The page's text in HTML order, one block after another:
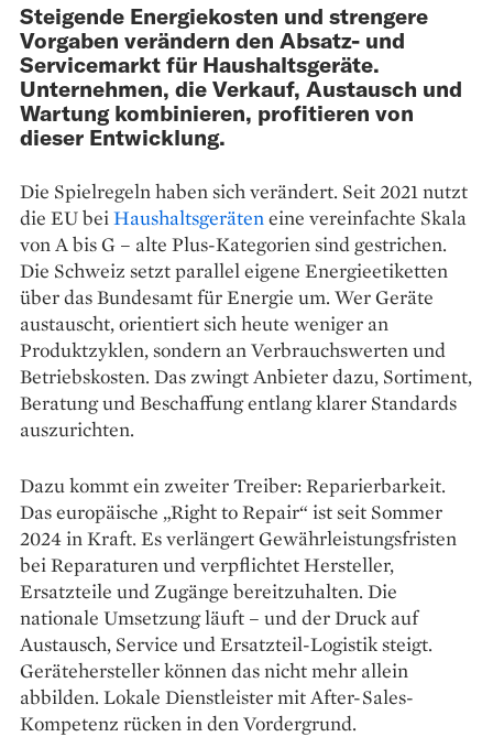
Steigende Energiekosten und strengere
Vorgaben verändern den Absatz- und
Servicemarkt für Haushaltsgeräte.
Unternehmen, die Verkauf, Austausch und
Wartung kombinieren, profitieren von
dieser Entwicklung.
Die Spielregeln haben sich verändert. Seit 2021 nutzt
die EU beiHaushaltsgeräteneine vereinfachte Skala
von A bis G – alte Plus-Kategorien sind gestrichen.
Die Schweiz setzt parallel eigene Energieetiketten
über das Bundesamt für Energie um. Wer Geräte
austauscht, orientiert sich heute weniger an
Produktzyklen, sondern an Verbrauchswerten und
Betriebskosten. Das zwingt Anbieter dazu, Sortiment,
Beratung und Beschaffung entlang klarer Standards
auszurichten.
Dazu kommt ein zweiter Treiber: Reparierbarkeit.
Das europäische „Right to Repair“ ist seit Sommer
2024 in Kraft. Es verlängert Gewährleistungsfristen
bei Reparaturen und verpflichtet Hersteller,
Ersatzteile und Zugänge bereitzuhalten. Die
nationale Umsetzung läuft – und der Druck auf
Austausch, Service und Ersatzteil-Logistik steigt.
Gerätehersteller können das nicht mehr allein
abbilden. Lokale Dienstleister mit After-Sales-
Kompetenz rücken in den Vordergrund.